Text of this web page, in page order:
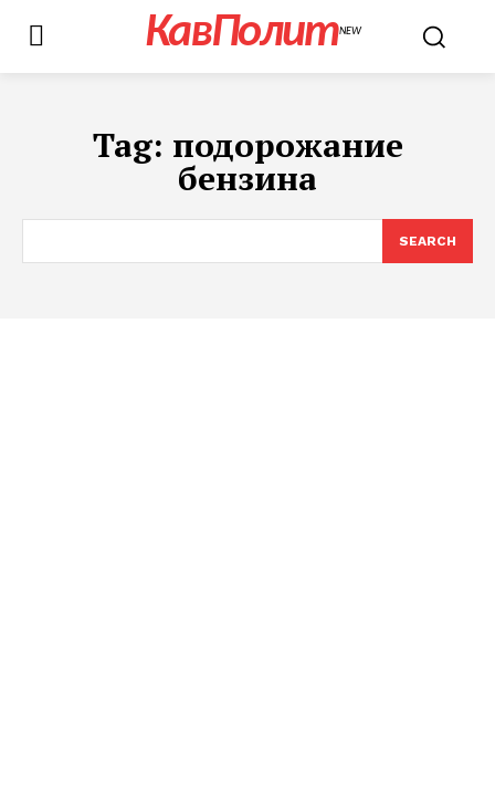
КавПолитNEW
Tag: подорожание
бензина
SEARCH